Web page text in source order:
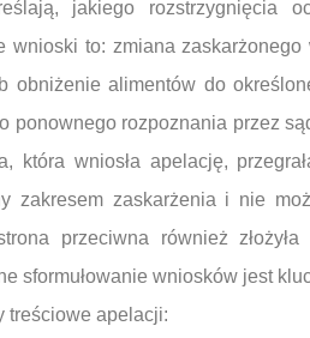
jakiego rozstrzygnięcia
wnioski to: zmiana
obniżenie alimentów do
ponownego rozpoznania przez
która wniosła apelację,
zakresem zaskarżenia i nie
przeciwna również
sformułowanie wniosków jest
treściowe apelacji: